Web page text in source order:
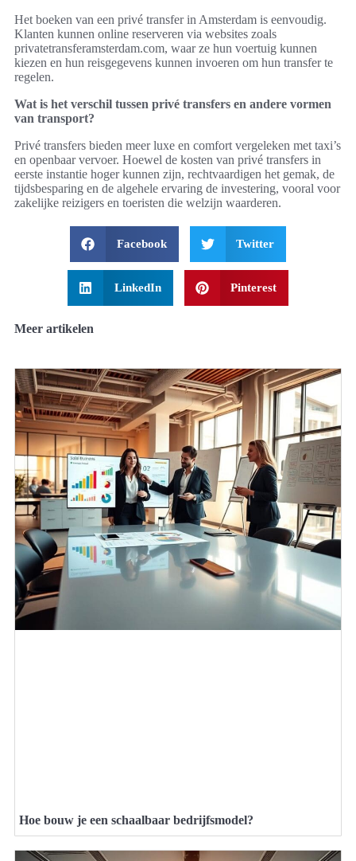
Het boeken van een privé transfer in Amsterdam is eenvoudig.
Klanten kunnen online reserveren via websites zoals
privatetransferamsterdam.com, waar ze hun voertuig kunnen
kiezen en hun reisgegevens kunnen invoeren om hun transfer te
regelen.
Wat is het verschil tussen privé transfers en andere vormen
van transport?
Privé transfers bieden meer luxe en comfort vergeleken met taxi’s
en openbaar vervoer. Hoewel de kosten van privé transfers in
eerste instantie hoger kunnen zijn, rechtvaardigen het gemak, de
tijdsbesparing en de algehele ervaring de investering, vooral voor
zakelijke reizigers en toeristen die welzijn waarderen.
Facebook Twitter
LinkedIn Pinterest
Meer artikelen
Hoe bouw je een schaalbaar bedrijfsmodel?